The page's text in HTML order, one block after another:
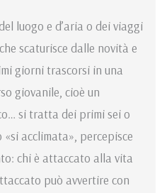
luogo e d’aria o dei viaggi
scaturisce dalle novità e
giorni trascorsi in una
giovanile, cioè un
si tratta dei primi sei o
acclimata», percepisce
chi è attaccato alla vita
può avvertire con